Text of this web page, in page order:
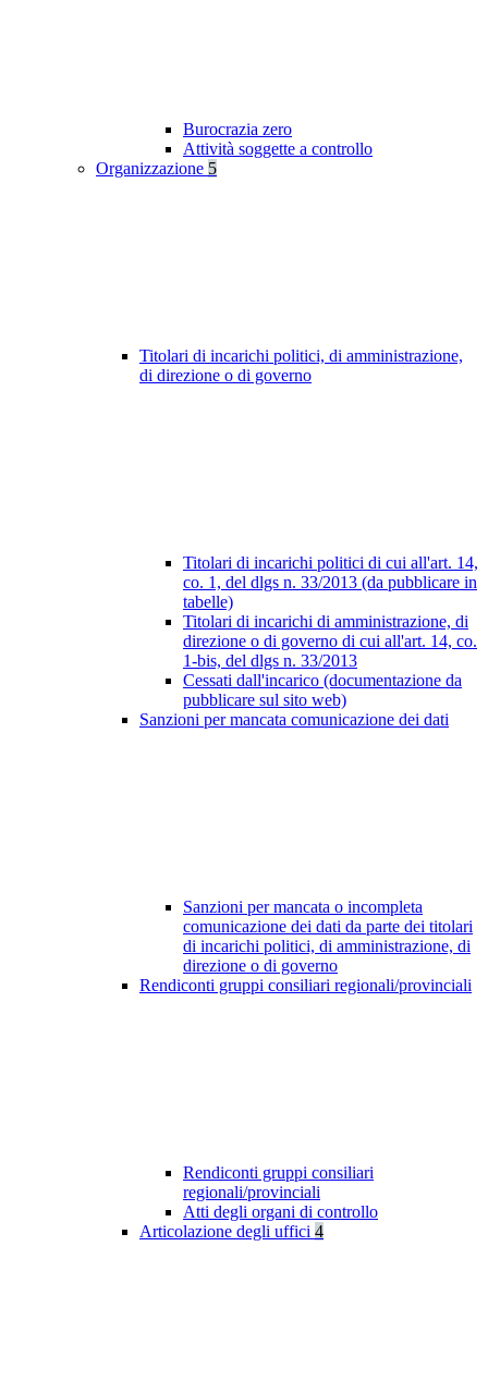
Burocrazia zero
Attività soggette a controllo
Organizzazione 5
Titolari di incarichi politici, di amministrazione,
di direzione o di governo
Titolari di incarichi politici di cui all'art. 14,
co. 1, del dlgs n. 33/2013 (da pubblicare in
tabelle)
Titolari di incarichi di amministrazione, di
direzione o di governo di cui all'art. 14, co.
1-bis, del dlgs n. 33/2013
Cessati dall'incarico (documentazione da
pubblicare sul sito web)
Sanzioni per mancata comunicazione dei dati
Sanzioni per mancata o incompleta
comunicazione dei dati da parte dei titolari
di incarichi politici, di amministrazione, di
direzione o di governo
Rendiconti gruppi consiliari regionali/provinciali
Rendiconti gruppi consiliari
regionali/provinciali
Atti degli organi di controllo
Articolazione degli uffici 4